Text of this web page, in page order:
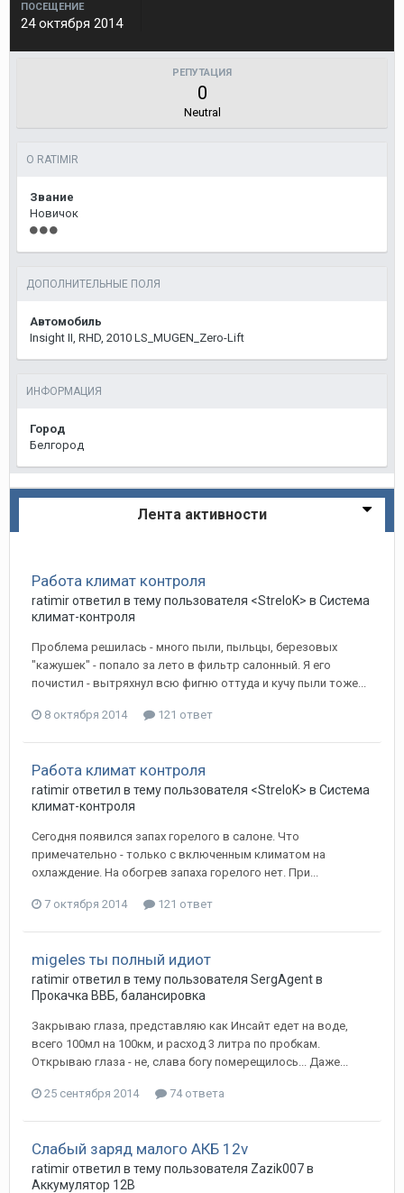
ПОСЕЩЕНИЕ
24 октября 2014
РЕПУТАЦИЯ
0
Neutral
О RATIMIR
Звание
Новичок
ДОПОЛНИТЕЛЬНЫЕ ПОЛЯ
Автомобиль
Insight II, RHD, 2010 LS_MUGEN_Zero-Lift
ИНФОРМАЦИЯ
Город
Белгород
Лента активности
Работа климат контроля
ratimirответил в тему пользователя <StreloK> в Система
климат-контроля
Проблема решилась - много пыли, пыльцы, березовых
"кажушек" - попало за лето в фильтр салонный. Я его
почистил - вытряхнул всю фигню оттуда и кучу пыли тоже...
8 октября 2014 121 ответ
Работа климат контроля
ratimirответил в тему пользователя <StreloK> в Система
климат-контроля
Сегодня появился запах горелого в салоне. Что
примечательно - только с включенным климатом на
охлаждение. На обогрев запаха горелого нет. При...
7 октября 2014 121 ответ
migeles ты полный идиот
ratimirответил в тему пользователя SergAgentв
Прокачка ВВБ, балансировка
Закрываю глаза, представляю как Инсайт едет на воде,
всего 100мл на 100км, и расход 3 литра по пробкам.
Открываю глаза - не, слава богу померещилось... Даже...
25 сентября 2014 74 ответа
Слабый заряд малого АКБ 12v
ratimirответил в тему пользователя Zazik007в
Аккумулятор 12В